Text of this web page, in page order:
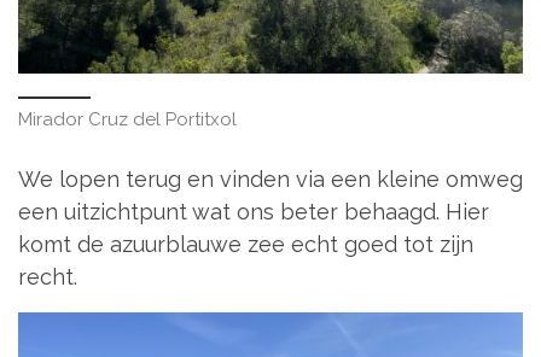
Mirador Cruz del Portitxol
We lopen terug en vinden via een kleine omweg
een uitzichtpunt wat ons beter behaagd. Hier
komt de azuurblauwe zee echt goed tot zijn
recht.